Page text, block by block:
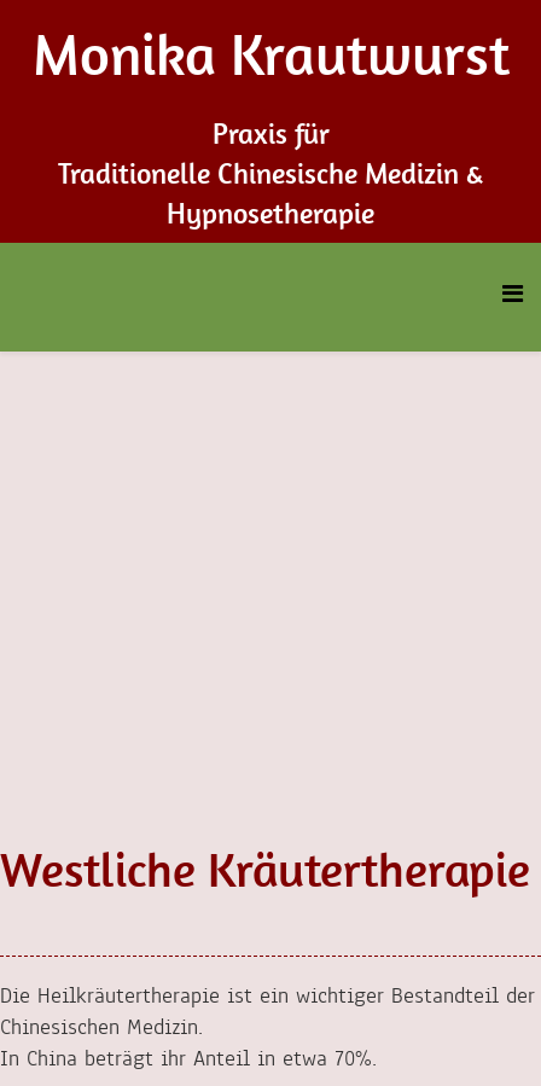
Monika Krautwurst
Praxis für
Traditionelle Chinesische Medizin &
Hypnosetherapie
Westliche Kräutertherapie
Die Heilkräutertherapie ist ein wichtiger Bestandteil der
Chinesischen Medizin.
In China beträgt ihr Anteil in etwa 70%.